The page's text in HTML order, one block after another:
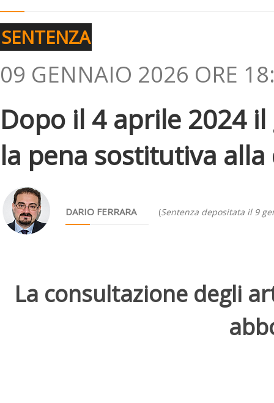
SENTENZA
09 GENNAIO 2026 ORE
Dopo il 4 aprile 2024
la pena sostitutiva alla
DARIO FERRARA (Sentenza depositata il 9
La consultazione degli